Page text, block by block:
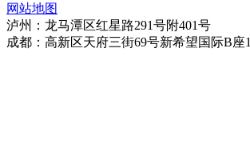
网站地图
泸州：龙马潭区红星路291号附401号
成都：高新区天府三街69号新希望国际B座